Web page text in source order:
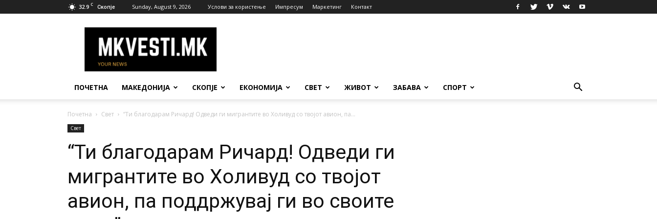
32.9 C Скопје Sunday, August 9, 2026 Услови за користење Импресум Маркетинг Контакт
Вести
ПОЧЕТНА МАКЕДОНИЈА СКОПЈЕ ЕКОНОМИЈА СВЕТ ЖИВОТ ЗАБАВА СПОРТ
Почетна Свет “Ти благодарам Ричард! Одведи ги мигрантите во Холивуд со твојот авион, па...
Свет
“Ти благодарам Ричард! Одведи ги
мигрантите во Холивуд со твојот
авион, па поддржувај ги во своите